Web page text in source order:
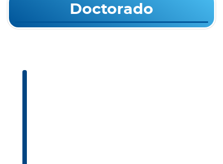
Doctorado